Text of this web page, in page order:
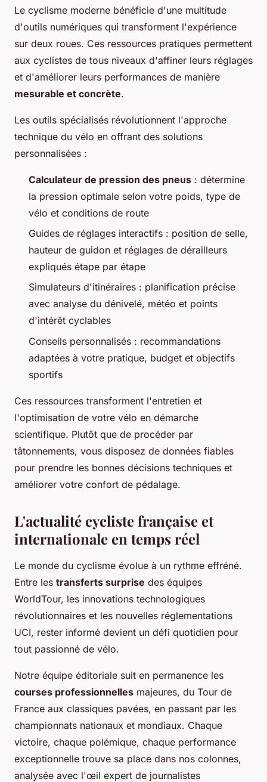
Le cyclisme moderne bénéficie d'une multitude
d'outils numériques qui transforment l'expérience
sur deux roues. Ces ressources pratiques permettent
aux cyclistes de tous niveaux d'affiner leurs réglages
et d'améliorer leurs performances de manière
mesurable et concrète.
Les outils spécialisés révolutionnent l'approche
technique du vélo en offrant des solutions
personnalisées :
Calculateur de pression des pneus : détermine
la pression optimale selon votre poids, type de
vélo et conditions de route
Guides de réglages interactifs : position de selle,
hauteur de guidon et réglages de dérailleurs
expliqués étape par étape
Simulateurs d'itinéraires : planification précise
avec analyse du dénivelé, météo et points
d'intérêt cyclables
Conseils personnalisés : recommandations
adaptées à votre pratique, budget et objectifs
sportifs
Ces ressources transforment l'entretien et
l'optimisation de votre vélo en démarche
scientifique. Plutôt que de procéder par
tâtonnements, vous disposez de données fiables
pour prendre les bonnes décisions techniques et
améliorer votre confort de pédalage.
L'actualité cycliste française et
internationale en temps réel
Le monde du cyclisme évolue à un rythme effréné.
Entre les transferts surprise des équipes
WorldTour, les innovations technologiques
révolutionnaires et les nouvelles réglementations
UCI, rester informé devient un défi quotidien pour
tout passionné de vélo.
Notre équipe éditoriale suit en permanence les
courses professionnelles majeures, du Tour de
France aux classiques pavées, en passant par les
championnats nationaux et mondiaux. Chaque
victoire, chaque polémique, chaque performance
exceptionnelle trouve sa place dans nos colonnes,
analysée avec l'œil expert de journalistes